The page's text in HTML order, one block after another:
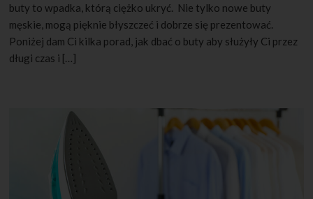
buty to wpadka, którą ciężko ukryć. Nie tylko nowe buty
męskie, mogą pięknie błyszczeć i dobrze się prezentować.
Poniżej dam Ci kilka porad, jak dbać o buty aby służyły Ci przez
długi czas i […]